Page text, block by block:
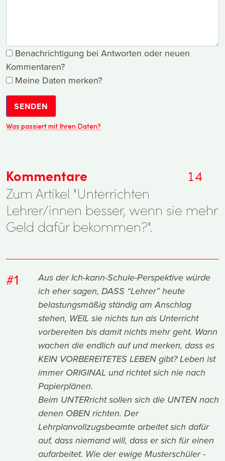
Benachrichtigung bei Antworten oder neuen
Kommentaren?
Meine Daten merken?
SENDEN
Was passiert mit Ihren Daten?
Kommentare
14
Zum Artikel "Unterrichten
Lehrer/innen besser, wenn sie mehr
Geld dafür bekommen?".
#1
Aus der Ich-kann-Schule-Perspektive würde
ich eher sagen, DASS “Lehrer” heute
belastungsmäßig ständig am Anschlag
stehen, WEIL sie nichts tun als Unterricht
vorbereiten bis damit nichts mehr geht. Wann
wachen die endlich auf und merken, dass es
KEIN VORBEREITETES LEBEN gibt? Leben ist
immer ORIGINAL und richtet sich nie nach
Papierplänen.
Beim UNTERricht sollen sich die UNTEN nach
denen OBEN richten. Der
Lehrplanvollzugsbeamte arbeitet sich dafür
auf, dass niemand will, dass er sich für einen
aufarbeitet. Wie der ewige Musterschüler -